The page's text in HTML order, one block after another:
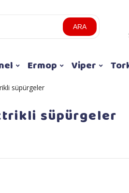
ARA
Ermop Viper
süpürgeler
süpürgeler